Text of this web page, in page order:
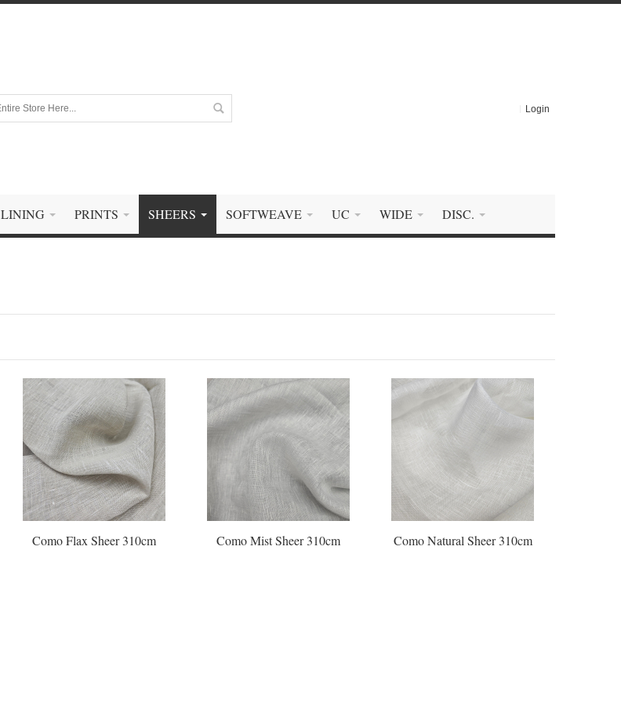
Login
LINING PRINTS SHEERS SOFTWEAVE UC WIDE DISC.
Como Flax Sheer 310cm Como Mist Sheer 310cm Como Natural Sheer 310cm